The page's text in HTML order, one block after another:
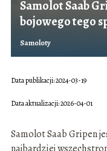
Samolot Saab
bojowego tego
Samoloty
Data publikacji: 2024-03-19
Data aktualizacji: 2026-04-01
Samolot Saab Gripen